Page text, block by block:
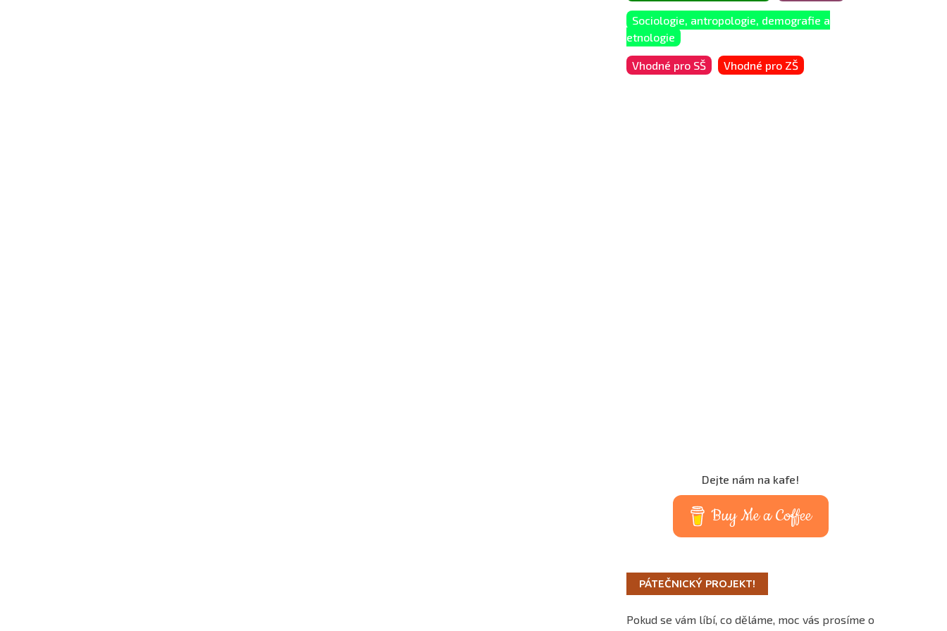
Sociologie, antropologie, demografie a
etnologie
Vhodné pro SŠ Vhodné pro ZŠ
Dejte nám na kafe!
Buy Me a Coffee
PÁTEČNICKÝ PROJEKT!
Pokud se vám líbí, co děláme, moc vás prosíme o